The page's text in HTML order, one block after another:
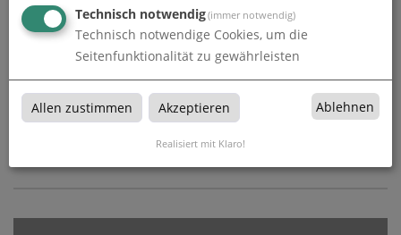
Datei auswählen
Technisch notwendig(immer notwendig)
Technisch notwendige Cookies, um die
Seitenfunktionalität zu gewährleisten
Allen zustimmen Akzeptieren Ablehnen
Realisiert mit Klaro!